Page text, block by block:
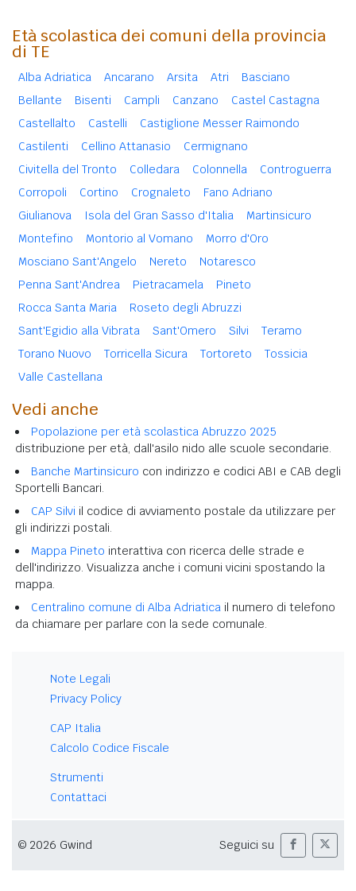
Età scolastica dei comuni della provincia
di TE
Alba Adriatica Ancarano Arsita Atri
Basciano
Bellante
Bisenti Campli Canzano
Castel Castagna
Castellalto
Castelli
Castiglione Messer Raimondo
Castilenti
Cellino Attanasio
Cermignano
Civitella del Tronto
Colledara Colonnella
Controguerra
Corropoli
Cortino Crognaleto
Fano Adriano
Giulianova
Isola del Gran Sasso d'Italia
Martinsicuro
Montefino
Montorio al Vomano
Morro d'Oro
Mosciano Sant'Angelo
Nereto
Notaresco
Penna Sant'Andrea
Pietracamela
Pineto
Rocca Santa Maria
Roseto degli Abruzzi
Sant'Egidio alla Vibrata
Sant'Omero Silvi
Teramo
Torano Nuovo
Torricella Sicura Tortoreto
Tossicia
Valle Castellana
Vedi anche
Popolazione per età scolastica Abruzzo 2025
distribuzione per età, dall'asilo nido alle scuole secondarie.
Banche Martinsicuro con indirizzo e codici ABI e CAB degli
Sportelli Bancari.
CAP Silvi il codice di avviamento postale da utilizzare per
gli indirizzi postali.
Mappa Pineto interattiva con ricerca delle strade e
dell'indirizzo. Visualizza anche i comuni vicini spostando la
mappa.
Centralino comune di Alba Adriatica il numero di telefono
da chiamare per parlare con la sede comunale.
Note Legali
Privacy Policy
CAP Italia
Calcolo Codice Fiscale
Strumenti
Contattaci
© 2026 Gwind Seguici su